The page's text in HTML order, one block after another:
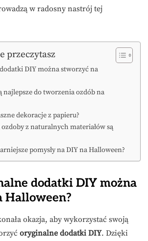
w radosny nastrój tej
przeczytasz
DIY można stworzyć na
najlepsze do tworzenia ozdób na
dekoracje z papieru?
ozdoby z naturalnych materiałów są
pomysły na DIY na Halloween?
dodatki DIY można
Halloween?
okazja, aby wykorzystać swoją
oryginalne dodatki DIY. Dzięki